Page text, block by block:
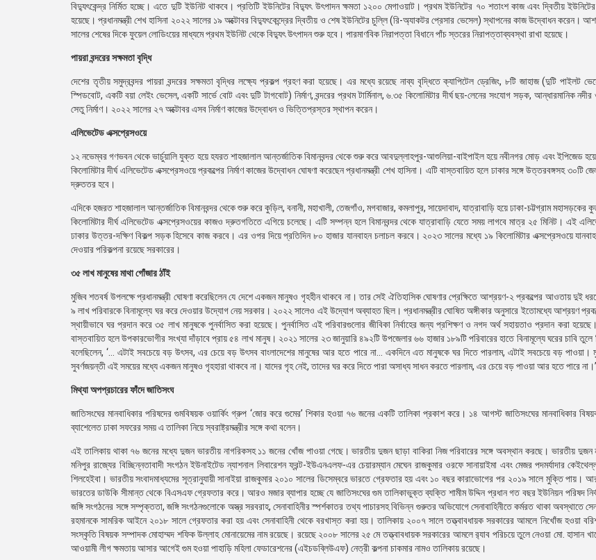
বিদ্যুৎকেন্দ্র নির্মিত হচ্ছে। এতে দুটি ইউনিট থাকবে। প্রতিটি ইউনিটের বিদ্যুৎ উৎপাদন ক্ষমতা ১২০০ মেগাওয়াট। প্রথম ইউনিটের ৭০ শতাংশ কাজ এবং দ্বিতীয়
হয়েছে। প্রধানমন্ত্রী শেখ হাসিনা ২০২২ সালের ১৯ অক্টোবর বিদ্যুৎকেন্দ্রের দ্বিতীয় ও শেষ ইউনিটের চুল্লি (রি-অ্যাকটর প্রেসার ভেসেল) স্থাপনের কাজ উদ্বোধন করেন।
সালের শেষের দিকে ফুয়েল লোডিংয়ের মাধ্যমে প্রথম ইউনিট থেকে বিদ্যুৎ উৎপাদন শুরু হবে। পারমাণবিক নিরাপত্তা বিধানে পাঁচ স্তরের নিরাপত্তাব্যবস্থা রাখা হয়েছে।
পায়রা বন্দরের সক্ষমতা বৃদ্ধি
দেশের তৃতীয় সমুদ্রবন্দর পায়রা বন্দরের সক্ষমতা বৃদ্ধির লক্ষ্যে প্রকল্প গ্রহণ করা হয়েছে। এর মধ্যে রয়েছে নাব্য বৃদ্ধিতে ক্যাপিটেল ড্রেজিং, ৮টি জাহাজ (দুটি পাইলট
স্পিডবোট, একটি বয়া লেইং ভেসেল, একটি সার্ভে বোট এবং দুটি টাগবোট) নির্মাণ, বন্দরের প্রথম টার্মিনাল, ৬.৩৫ কিলোমিটার দীর্ঘ ছয়-লেনের সংযোগ সড়ক, আন্ধারমানিক নদীর
সেতু নির্মাণ। ২০২২ সালের ২৭ অক্টোবর এসব নির্মাণ কাজের উদ্বোধন ও ভিত্তিপ্রস্তর স্থাপন করেন।
এলিভেটেড এক্সপ্রেসওয়ে
১২ নভেম্বর গণভবন থেকে ভার্চুয়ালি যুক্ত হয়ে হযরত শাহজালাল আন্তর্জাতিক বিমানবন্দর থেকে শুরু করে আবদুল্লাহপুর-আশুলিয়া-বাইপাইল হয়ে নবীনগর মোড় এবং ইপিজেড হয়ে
কিলোমিটার দীর্ঘ এলিভেটেড এক্সপ্রেসওয়ে প্রকল্পের নির্মাণ কাজের উদ্বোধন ঘোষণা করেছেন প্রধানমন্ত্রী শেখ হাসিনা। এটি বাস্তবায়িত হলে ঢাকার সঙ্গে উত্তরবঙ্গসহ ৩০টি
দ্রুততর হবে।
এদিকে হজরত শাহজালাল আন্তর্জাতিক বিমানবন্দর থেকে শুরু করে কুড়িল, বনানী, মহাখালী, তেজগাঁও, মগবাজার, কমলাপুর, সায়েদাবাদ, যাত্রাবাড়ি হয়ে ঢাকা-চট্টগ্রাম মহাসড়কের
কিলোমিটার দীর্ঘ এলিভেটেড এক্সপ্রেসওয়ের কাজও দ্রুতগতিতে এগিয়ে চলেছে। এটি সম্পন্ন হলে বিমানবন্দর থেকে যাত্রাবাড়ি যেতে সময় লাগবে মাত্র ২৫ মিনিট। এই
ঢাকার উত্তর-দক্ষিণ বিকল্প সড়ক হিসেবে কাজ করবে। এর ওপর দিয়ে প্রতিদিন ৮০ হাজার যানবাহন চলাচল করবে। ২০২৩ সালের মধ্যে ১৯ কিলোমিটার এক্সপ্রেসওয়ে
দেওয়ার পরিকল্পনা রয়েছে সরকারের।
৩৫ লাখ মানুষের মাথা গোঁজার ঠাঁই
মুজিব শতবর্ষ উপলক্ষে প্রধানমন্ত্রী ঘোষণা করেছিলেন যে দেশে একজন মানুষও গৃহহীন থাকবে না। তার সেই ঐতিহাসিক ঘোষণার প্রেক্ষিতে আশ্রয়ণ-২ প্রকল্পের আওতায় দুই
৯ লাখ পরিবারকে বিনামূল্যে ঘর করে দেওয়ার উদ্যোগ নেয় সরকার। ২০২২ সালেও এই উদ্যোগ অব্যাহত ছিল। প্রধানমন্ত্রীর ঘোষিত অঙ্গীকার অনুসারে ইতোমধ্যে আশ্রয়ণ
স্থায়ীভাবে ঘর প্রদান করে ৩৫ লাখ মানুষকে পুনর্বাসিত করা হয়েছে। পুনর্বাসিত এই পরিবারগুলোর জীবিকা নির্বাহের জন্য প্রশিক্ষণ ও নগদ অর্থ সহায়তাও প্রদান করা
বাস্তবায়িত হলে উপকারভোগীর সংখ্যা দাঁড়াবে প্রায় ৫৪ লাখ মানুষ। ২০২১ সালের ২৩ জানুয়ারি ৪৯২টি উপজেলার ৬৬ হাজার ১৮৯টি পরিবারের হাতে বিনামূল্যে ঘরের চাবি তুলে
বলেছিলেন, ‘… এটাই সবচেয়ে বড় উৎসব, এর চেয়ে বড় উৎসব বাংলাদেশের মানুষের আর হতে পারে না… একদিনে এত মানুষকে ঘর দিতে পারলাম, এটাই সবচেয়ে বড় পাওয়া।
সুবর্ণজয়ন্তী এই সময়ের মধ্যে একজন মানুষও গৃহহারা থাকবে না। যাদের গৃহ নেই, তাদের ঘর করে দিতে পারা অসাধ্য সাধন করতে পারলাম, এর চেয়ে বড় পাওয়া আর হতে পারে না।’
মিথ্যা অপপ্রচারের ফাঁদে জাতিসংঘ
জাতিসংঘের মানবাধিকার পরিষদের গুমবিষয়ক ওয়ার্কিং গ্রুপ ‘জোর করে গুমের’ শিকার হওয়া ৭৬ জনের একটি তালিকা প্রকাশ করে। ১৪ আগস্ট জাতিসংঘের মানবাধিকার
ব্যাশেলেত ঢাকা সফরের সময় এ তালিকা নিয়ে স্বরাষ্ট্রমন্ত্রীর সঙ্গে কথা বলেন।
এই তালিকায় থাকা ৭৬ জনের মধ্যে দুজন ভারতীয় নাগরিকসহ ১১ জনের খোঁজ পাওয়া গেছে। ভারতীয় দুজন ছাড়া বাকিরা নিজ পরিবারের সঙ্গে অবস্থান করছে। ভারতীয় দুজন
মনিপুর রাজ্যের বিচ্ছিন্নতাবাদী সংগঠন ইউনাইটেড ন্যাশনাল লিবারেশন ফ্রন্ট-ইউএনএলফ-এর চেয়ারম্যান মেঘেন রাজকুমার ওরফে সানায়াইমা এবং মেজর পদমর্যাদার
শিলহেইবা। ভারতীয় সংবাদমাধ্যমের সূত্রানুযায়ী সানাইয়া রাজকুমার ২০১০ সালের ডিসেম্বরে ভারতে গ্রেফতার হয় এবং ১০ বছর কারাভোগের পর ২০১৯ সালে মুক্তি পায়।
ভারতের ডাউকি সীমান্ত থেকে বিএসএফ গ্রেফতার করে। আরও মজার ব্যাপার হচ্ছে যে জাতিসংঘের গুম তালিকাভুক্ত ব্যক্তি শামীম উদ্দিন প্রধান গত বছর ইউনিয়ন পরিষদ
জঙ্গি সংগঠনের সঙ্গে সম্পৃক্ততা, জঙ্গি সংগঠনগুলোকে অস্ত্র সরবরাহ, সেনাবাহিনীর স্পর্শকাতর তথ্য পাচারসহ বিভিন্ন গুরুতর অভিযোগে সেনাবাহিনীতে কর্মরত থাকা অবস্থাতে
রহমানকে সামরিক আইনে ২০১৮ সালে গ্রেফতার করা হয় এবং সেনাবাহিনী থেকে বরখাস্ত করা হয়। তালিকায় ২০০৭ সালে তত্ত্বাবধায়ক সরকারের আমলে নিখোঁজ হওয়া
সংস্কৃতি বিষয়ক সম্পাদক মোহাম্মদ শফিক উল্লাহ মোনায়েমের নাম রয়েছে। রয়েছে ২০০৮ সালের ২৫ মে তত্ত্বাবধায়ক সরকারের আমলে র‌্যাব পরিচয়ে তুলে নেওয়া মো. হাসান
আওয়ামী লীগ ক্ষমতায় আসার আগেই গুম হওয়া পাহাড়ি মহিলা ফেডারেশনের (এইচডব্লিউএফ) নেত্রী কল্পনা চাকমার নামও তালিকায় রয়েছে।